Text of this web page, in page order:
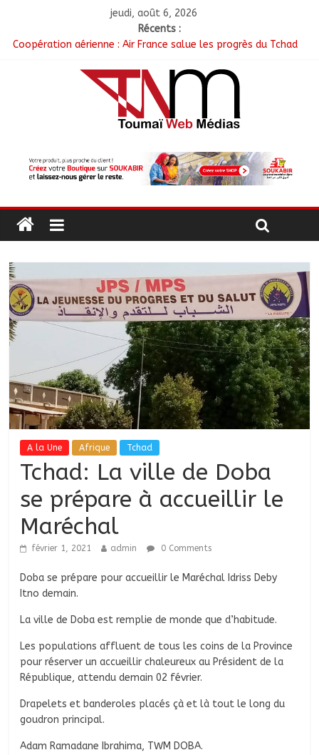
jeudi, août 6, 2026
Récents :
Coopération aérienne : Air France salue les progrès du Tchad
Nigeria : 308 otages libérés lors d’une vaste opération de
Santé : La Commune de N’Djamena et l’OMS renforcent leur
mobilisent pour le recensement
Jeunesse : Un programme d’un milliard de FCFA pour former
100 jeunes entrepreneurs tchadiens au Maroc
A la Une Afrique Tchad
Tchad: La ville de Doba
se prépare à accueillir le
Maréchal
février 1, 2021 admin 0 Comments
Doba se prépare pour accueillir le Maréchal Idriss Deby
Itno demain.
La ville de Doba est remplie de monde que d’habitude.
Les populations affluent de tous les coins de la Province
pour réserver un accueillir chaleureux au Président de la
République, attendu demain 02 février.
Drapelets et banderoles placés çà et là tout le long du
goudron principal.
Adam Ramadane Ibrahima, TWM DOBA.